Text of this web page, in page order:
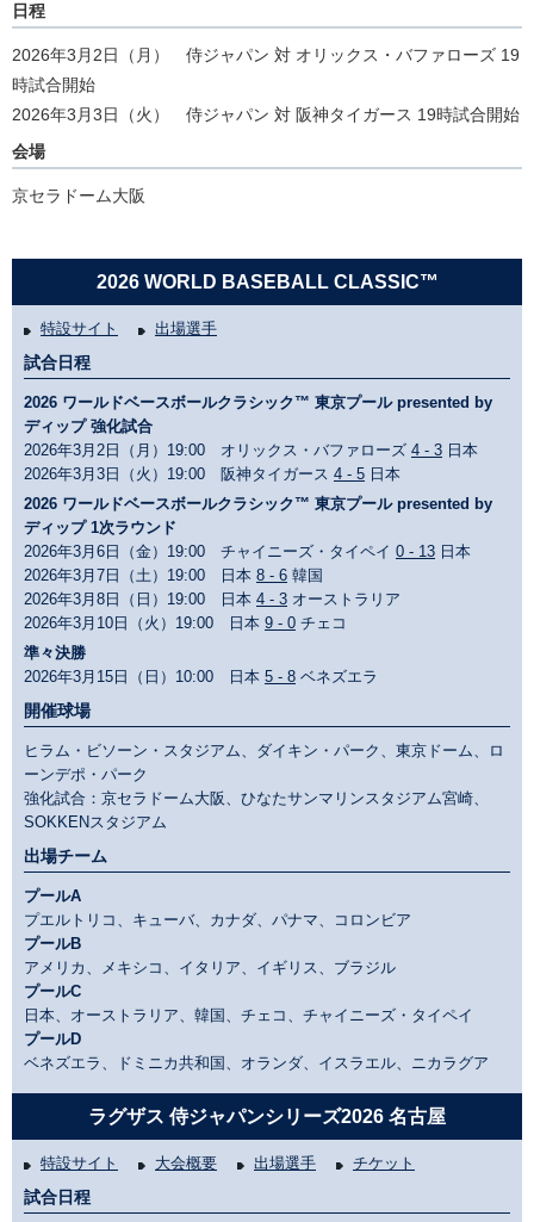
日程
2026年3月2日（月） 侍ジャパン 対 オリックス・バファローズ 19
時試合開始
2026年3月3日（火） 侍ジャパン 対 阪神タイガース 19時試合開始
会場
京セラドーム大阪
2026 WORLD BASEBALL CLASSIC™
特設サイト 出場選手
試合日程
2026 ワールドベースボールクラシック™ 東京プール presented by
ディップ 強化試合
2026年3月2日（月）19:00 オリックス・バファローズ 4 - 3 日本
2026年3月3日（火）19:00 阪神タイガース 4 - 5 日本
2026 ワールドベースボールクラシック™ 東京プール presented by
ディップ 1次ラウンド
2026年3月6日（金）19:00 チャイニーズ・タイペイ 0 - 13 日本
2026年3月7日（土）19:00 日本 8 - 6 韓国
2026年3月8日（日）19:00 日本 4 - 3 オーストラリア
2026年3月10日（火）19:00 日本 9 - 0 チェコ
準々決勝
2026年3月15日（日）10:00 日本 5 - 8 ベネズエラ
開催球場
ヒラム・ビソーン・スタジアム、ダイキン・パーク、東京ドーム、ロ
ーンデポ・パーク
強化試合：京セラドーム大阪、ひなたサンマリンスタジアム宮崎、
SOKKENスタジアム
出場チーム
プールA
プエルトリコ、キューバ、カナダ、パナマ、コロンビア
プールB
アメリカ、メキシコ、イタリア、イギリス、ブラジル
プールC
日本、オーストラリア、韓国、チェコ、チャイニーズ・タイペイ
プールD
ベネズエラ、ドミニカ共和国、オランダ、イスラエル、ニカラグア
ラグザス 侍ジャパンシリーズ2026 名古屋
特設サイト 大会概要 出場選手 チケット
試合日程